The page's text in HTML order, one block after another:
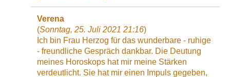
Verena
(Sonntag, 25. Juli 2021 21:16)
Ich bin Frau Herzog für das wunderbare - ruhige
- freundliche Gespräch dankbar. Die Deutung
meines Horoskops hat mir meine Stärken
verdeutlicht. Sie hat mir einen Impuls gegeben,